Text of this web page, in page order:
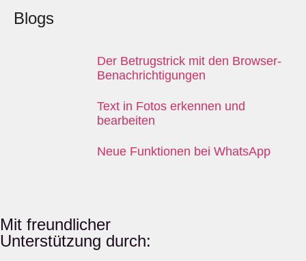
Blogs
Der Betrugstrick mit den Browser-
Benachrichtigungen
Text in Fotos erkennen und
bearbeiten
Neue Funktionen bei WhatsApp
Mit freundlicher
Unterstützung durch: